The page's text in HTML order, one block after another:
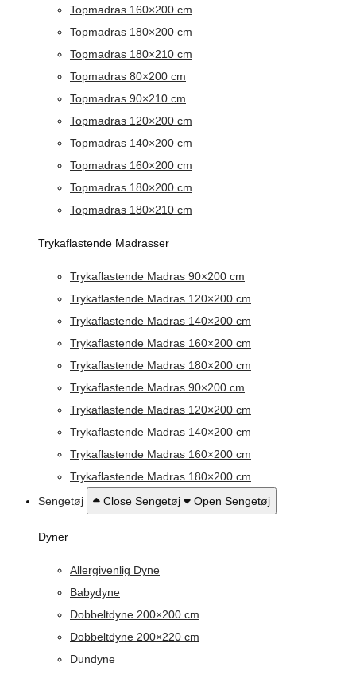
Topmadras 160×200 cm
Topmadras 180×200 cm
Topmadras 180×210 cm
Topmadras 80×200 cm
Topmadras 90×210 cm
Topmadras 120×200 cm
Topmadras 140×200 cm
Topmadras 160×200 cm
Topmadras 180×200 cm
Topmadras 180×210 cm
Trykaflastende Madrasser
Trykaflastende Madras 90×200 cm
Trykaflastende Madras 120×200 cm
Trykaflastende Madras 140×200 cm
Trykaflastende Madras 160×200 cm
Trykaflastende Madras 180×200 cm
Trykaflastende Madras 90×200 cm
Trykaflastende Madras 120×200 cm
Trykaflastende Madras 140×200 cm
Trykaflastende Madras 160×200 cm
Trykaflastende Madras 180×200 cm
Sengetøj
Close Sengetøj Open Sengetøj
Dyner
Allergivenlig Dyne
Babydyne
Dobbeltdyne 200×200 cm
Dobbeltdyne 200×220 cm
Dundyne